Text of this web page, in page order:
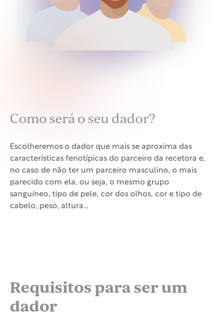
Como será o seu dador?
Escolheremos o dador que mais se aproxima das
características fenotípicas do parceiro da recetora e,
no caso de não ter um parceiro masculino, o mais
parecido com ela, ou seja, o mesmo grupo
sanguíneo, tipo de pele, cor dos olhos, cor e tipo de
cabelo, peso, altura…
Requisitos para ser um
dador